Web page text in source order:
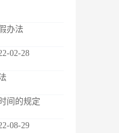
办法
02-28
间的规定
08-29